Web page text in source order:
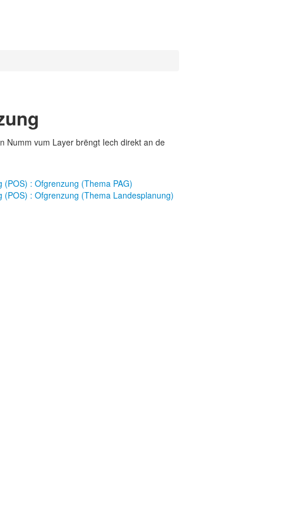
Numm vum Layer brëngt Iech direkt an de
: Ofgrenzung (Thema PAG)
: Ofgrenzung (Thema Landesplanung)